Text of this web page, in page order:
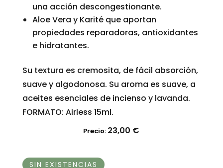
una acción descongestionante.
Aloe Vera y Karité que aportan
propiedades reparadoras, antioxidantes
e hidratantes.
Su textura es cremosita, de fácil absorción,
suave y algodonosa. Su aroma es suave, a
aceites esenciales de incienso y lavanda.
FORMATO: Airless 15ml.
Precio: 23,00 €
SIN EXISTENCIAS